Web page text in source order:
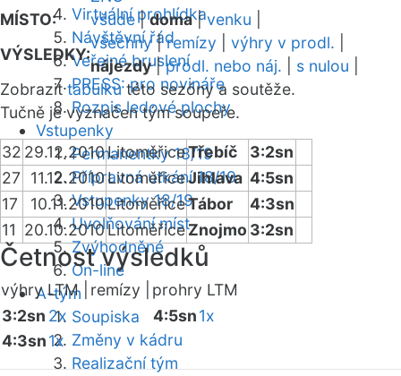
Virtuální prohlídka
Návštěvní řád
Veřejné bruslení
PRESS: pro novináře
Rozpis ledové plochy
Vstupenky
Permanentky 18/19
Přípravná utkání 18/19
Vstupenky 18/19
Uvolňování míst
Zvýhodněné
On-line
A-tým
Soupiska
Změny v kádru
Realizační tým
MÍSTO:
všude|doma|venku
VÝSLEDKY:
všechny|remízy výhry v prodl.
nájezdy|prodl. nebo náj. s nulou
Zobrazittabulkutéto sezóny a soutěže.
Tučně je vyznačen tým soupeře.
32 29.12.2010LitoměřiceTřebíč
3:2sn
27
11.12.2010LitoměřiceJihlava 4:5sn
17
10.11.2010LitoměřiceTábor
4:3sn
11 20.10.2010LitoměřiceZnojmo 3:2sn
Četnost výsledků
výhry LTM | remízy |
prohry LTM
3:2sn 2x
4:3sn1x
4:5sn1x